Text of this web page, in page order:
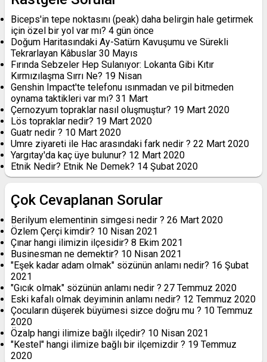
Biceps'in tepe noktasını (peak) daha belirgin hale getirmek
için özel bir yol var mı? 4 gün önce
Doğum Haritasındaki Ay-Satürn Kavuşumu ve Sürekli
Tekrarlayan Kâbuslar 30 Mayıs
Fırında Sebzeler Hep Sulanıyor: Lokanta Gibi Kıtır
Kırmızılaşma Sırrı Ne? 19 Nisan
Genshin Impact'te telefonu ısınmadan ve pil bitmeden
oynama taktikleri var mı? 31 Mart
Çernozyum topraklar nasıl oluşmuştur? 19 Mart 2020
Lös topraklar nedir? 19 Mart 2020
Guatr nedir ? 10 Mart 2020
Umre ziyareti ile Hac arasındaki fark nedir ? 22 Mart 2020
Yargıtay'da kaç üye bulunur? 12 Mart 2020
Etnik Nedir? Etnik Ne Demek? 14 Şubat 2020
Çok Cevaplanan Sorular
Berilyum elementinin simgesi nedir ? 26 Mart 2020
Özlem Çerçi kimdir? 10 Nisan 2021
Çınar hangi ilimizin ilçesidir? 8 Ekim 2021
Businesman ne demektir? 10 Nisan 2021
"Eşek kadar adam olmak" sözünün anlamı nedir? 16 Şubat
2021
"Gıcık olmak" sözünün anlamı nedir ? 27 Temmuz 2020
Eski kafalı olmak deyiminin anlamı nedir? 12 Temmuz 2020
Çocuların düşerek büyümesi sizce doğru mu ? 10 Temmuz
2020
Özalp hangi ilimize bağlı ilçedir? 10 Nisan 2021
"Kestel" hangi ilimize bağlı bir ilçemizdir ? 19 Temmuz
2020